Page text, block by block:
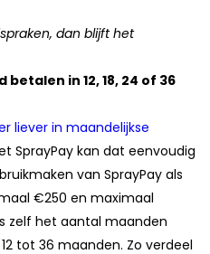
dan blijft het
betalen in 12, 18, 24 of 36
liever in maandelijkse
SprayPay kan dat eenvoudig
van SprayPay als
€250 en maximaal
zelf het aantal maanden
tot 36 maanden. Zo verdeel